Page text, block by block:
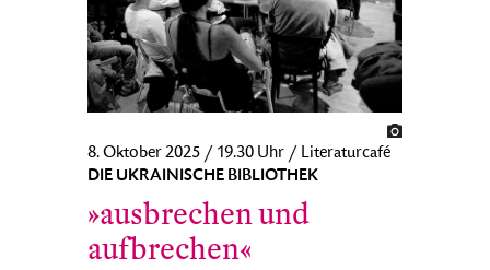
8. Oktober 2025 / 19.30 Uhr / Literaturcafé
DIE UKRAINISCHE BIBLIOTHEK
»ausbrechen und
aufbrechen«